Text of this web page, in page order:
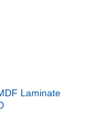
Laminate